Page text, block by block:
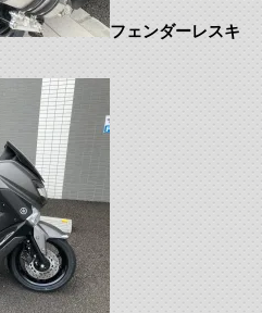
フェンダーレスキ